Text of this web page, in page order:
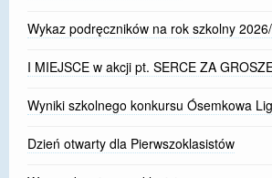
Wykaz podręczników na rok szkolny
I MIEJSCE w akcji pt. SERCE ZA
Wyniki szkolnego konkursu Ósemkowa
Dzień otwarty dla Pierwszoklasistów